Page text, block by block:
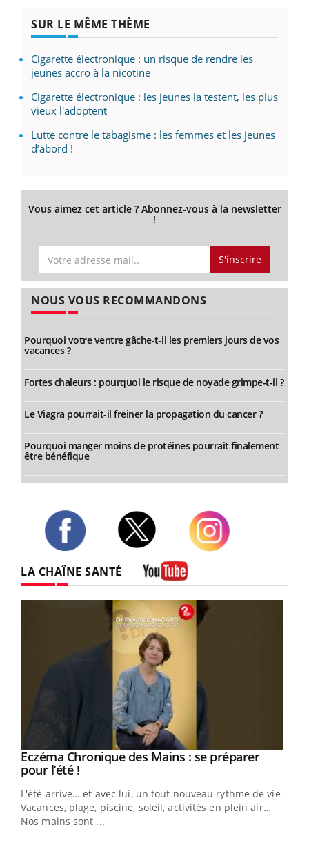
SUR LE MÊME THÈME
Cigarette électronique : un risque de rendre les
jeunes accro à la nicotine
Cigarette électronique : les jeunes la testent, les plus
vieux l'adoptent
Lutte contre le tabagisme : les femmes et les jeunes
d’abord !
Vous aimez cet article ? Abonnez-vous à la newsletter
!
S'inscrire
NOUS VOUS RECOMMANDONS
Pourquoi votre ventre gâche-t-il les premiers jours de vos
vacances ?
Fortes chaleurs : pourquoi le risque de noyade grimpe-t-il ?
Le Viagra pourrait-il freiner la propagation du cancer ?
Pourquoi manger moins de protéines pourrait finalement
être bénéfique
LA CHAÎNE SANTÉ
Youtube
Eczéma Chronique des Mains : se préparer
pour l’été !Youtube
L'été arrive… et avec lui, un tout nouveau rythme de vie !
Vacances, plage, piscine, soleil, activités en plein air…
Nos mains sont ...